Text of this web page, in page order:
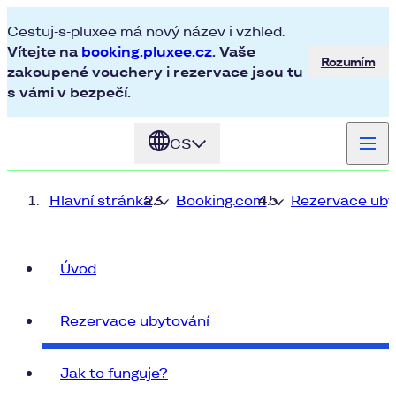
Cestuj-s-pluxee má nový název i vzhled.
Vítejte na booking.pluxee.cz. Vaše
zakoupené vouchery i rezervace jsou tu
s vámi v bezpečí.
Rozumím
CS
Hlavní stránka Booking.com Rezervace
Úvod
Rezervace ubytování
Jak to funguje?